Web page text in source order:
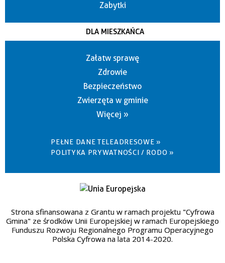
Zabytki
DLA MIESZKAŃCA
Załatw sprawę
Zdrowie
Bezpieczeństwo
Zwierzęta w gminie
Więcej »
PEŁNE DANE TELEADRESOWE »
POLITYKA PRYWATNOŚCI / RODO »
Strona sfinansowana z Grantu w ramach projektu "Cyfrowa
Gmina" ze środków Unii Europejskiej w ramach Europejskiego
Funduszu Rozwoju Regionalnego Programu Operacyjnego
Polska Cyfrowa na lata 2014-2020.